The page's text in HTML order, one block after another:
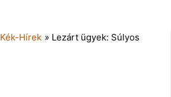
Kék-Hírek » Lezárt ügyek: Súlyos